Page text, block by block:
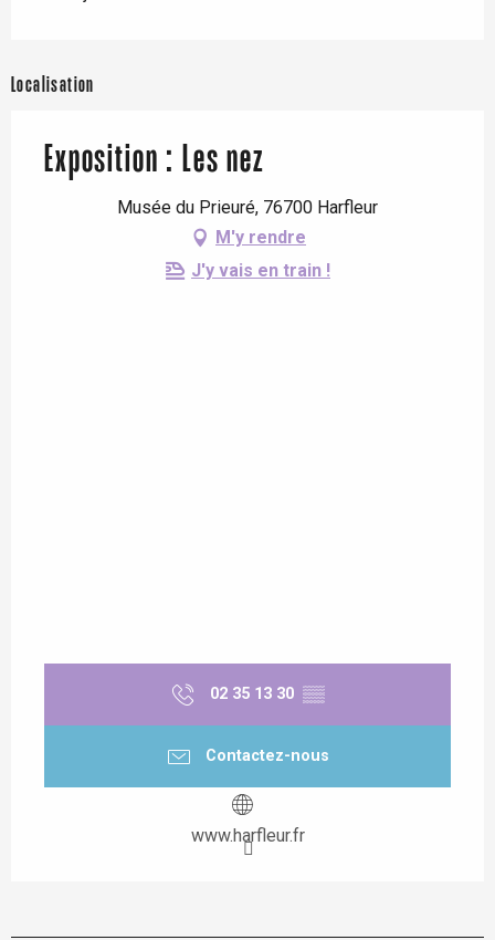
Localisation
Exposition : Les nez
Musée du Prieuré, 76700 Harfleur
M'y rendre
J'y vais en train !
02 35 13 30 ▒▒
Contactez-nous
www.harfleur.fr